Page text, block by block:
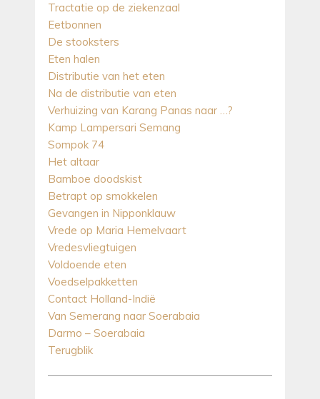
Tractatie op de ziekenzaal
Eetbonnen
De stooksters
Eten halen
Distributie van het eten
Na de distributie van eten
Verhuizing van Karang Panas naar …?
Kamp Lampersari Semang
Sompok 74
Het altaar
Bamboe doodskist
Betrapt op smokkelen
Gevangen in Nipponklauw
Vrede op Maria Hemelvaart
Vredesvliegtuigen
Voldoende eten
Voedselpakketten
Contact Holland-Indië
Van Semerang naar Soerabaia
Darmo – Soerabaia
Terugblik